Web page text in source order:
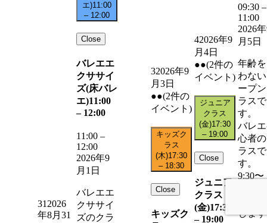
31 2026
年8月31
エ)11:00
– 12:00
Close
バレエエ
クササイ
ズ(床バレ
エ)11:00
– 12:00
11:00 –
12:00
2026年9
月1日
バレエエ
クササイ
ズのクラ
32026年9
月3日
●●(2件の
イベント)
キッズク
ラス
(木)17:30
– 18:30
Close
キッズク
42026年9
月4日
●●(2件の
イベント)
ジュニア
クラス
(金)17:30
– 19:00
Close
ジュニア
クラス
(金)17:30
– 19:00
09:30 –
11:00
2026
月5日
年齢
わな
ープ
ラスで
す。
バレ
心者
ラスで
す。
9:30〜
しま